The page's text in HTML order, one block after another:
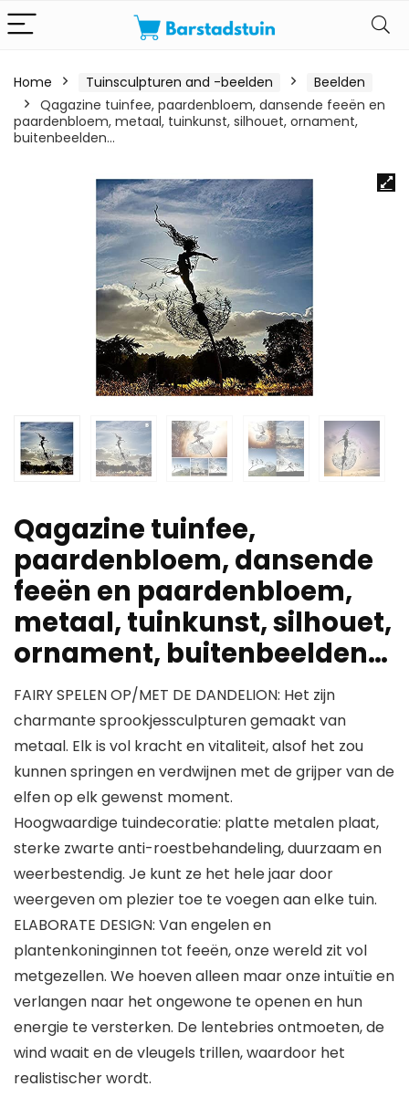
Home Tuinsculpturen and -beelden
Beelden
Qagazine tuinfee, paardenbloem, dansende feeën en
paardenbloem, metaal, tuinkunst, silhouet, ornament,
buitenbeelden…
Qagazine tuinfee,
paardenbloem, dansende
feeën en paardenbloem,
metaal, tuinkunst, silhouet,
ornament, buitenbeelden…
FAIRY SPELEN OP/MET DE DANDELION: Het zijn
charmante sprookjessculpturen gemaakt van
metaal. Elk is vol kracht en vitaliteit, alsof het zou
kunnen springen en verdwijnen met de grijper van de
elfen op elk gewenst moment.
Hoogwaardige tuindecoratie: platte metalen plaat,
sterke zwarte anti-roestbehandeling, duurzaam en
weerbestendig. Je kunt ze het hele jaar door
weergeven om plezier toe te voegen aan elke tuin.
ELABORATE DESIGN: Van engelen en
plantenkoninginnen tot feeën, onze wereld zit vol
metgezellen. We hoeven alleen maar onze intuïtie en
verlangen naar het ongewone te openen en hun
energie te versterken. De lentebries ontmoeten, de
wind waait en de vleugels trillen, waardoor het
realistischer wordt.